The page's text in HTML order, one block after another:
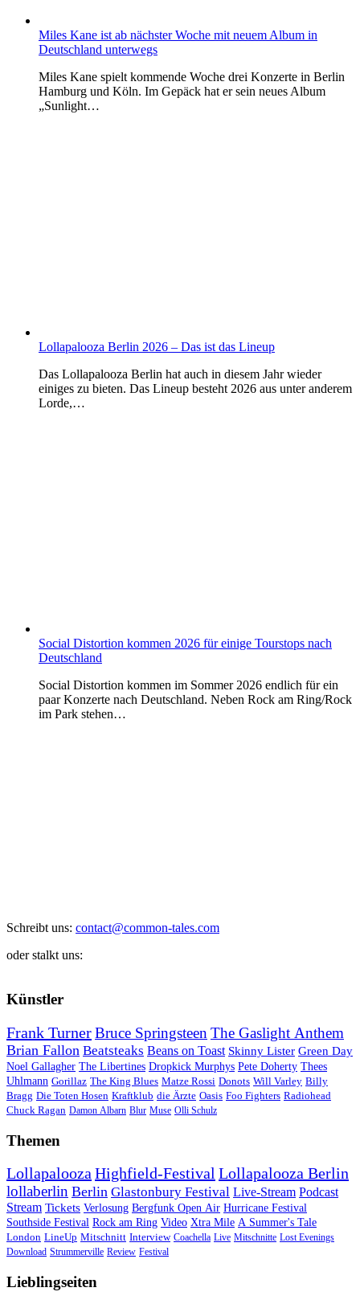
Miles Kane ist ab nächster Woche mit neuem Album in
Deutschland unterwegs
Miles Kane spielt kommende Woche drei Konzerte in Berlin
Hamburg und Köln. Im Gepäck hat er sein neues Album
„Sunlight…
Lollapalooza Berlin 2026 – Das ist das Lineup
Das Lollapalooza Berlin hat auch in diesem Jahr wieder
einiges zu bieten. Das Lineup besteht 2026 aus unter anderem
Lorde,…
Social Distortion kommen 2026 für einige Tourstops nach
Deutschland
Social Distortion kommen im Sommer 2026 endlich für ein
paar Konzerte nach Deutschland. Neben Rock am Ring/Rock
im Park stehen…
Schreibt uns: contact@common-tales.com
oder stalkt uns:
Künstler
Frank TurnerBruce Springsteen The Gaslight Anthem
Brian Fallon Beatsteaks Beans on Toast Skinny Lister Green Day
Noel Gallagher The Libertines Dropkick Murphys Pete Doherty Thees
Uhlmann Gorillaz The King Blues Matze Rossi Donots Will Varley Billy
Bragg Die Toten Hosen Kraftklub die Ärzte Oasis Foo Fighters Radiohead
Chuck Ragan Damon Albarn Blur Muse Olli Schulz
Themen
Lollapalooza Highfield-Festival Lollapalooza Berlin
lollaberlin Berlin Glastonbury Festival Live-Stream Podcast
Stream Tickets Verlosung Bergfunk Open Air Hurricane Festival
Southside Festival Rock am Ring Video Xtra Mile A Summer's Tale
London LineUp Mitschnitt Interview Coachella Live Mitschnitte Lost Evenings
Download Strummerville Review Festival
Lieblingseiten